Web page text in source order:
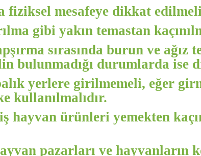
fiziksel mesafeye dikkat
gibi yakın temastan
sırasında burun ve ağız
bulunmadığı durumlarda ise
yerlere girilmemeli, eğer
kullanılmalıdır.
hayvan ürünleri yemekten
pazarları ve hayvanların